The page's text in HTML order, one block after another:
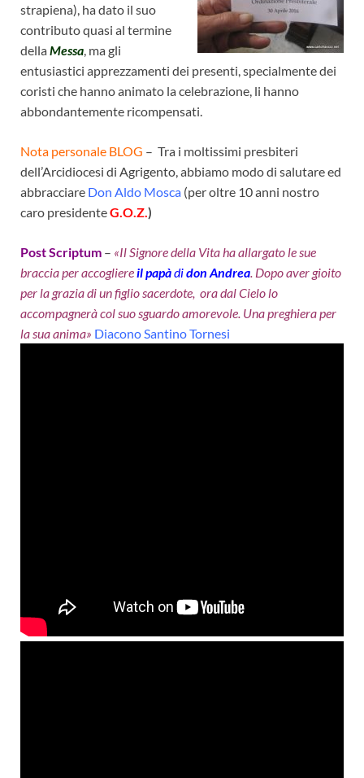
strapiena), ha dato il suo
contributo quasi al termine
dellaMessa, ma gli
entusiastici apprezzamenti dei presenti, specialmente dei
coristi che hanno animato la celebrazione, li hanno
abbondantemente ricompensati.
Nota personale BLOG – Tra i moltissimi presbiteri
dell’Arcidiocesi di Agrigento, abbiamo modo di salutare ed
abbracciare Don Aldo Mosca (per oltre 10 anni nostro
caro presidenteG.O.Z.)
Post Scriptum – «Il Signore della Vita ha allargato le sue
braccia per accogliereil papàdidon Andrea. Dopo aver gioito
per la grazia di un figlio sacerdote, ora dal Cielo lo
accompagnerà col suo sguardo amorevole. Una preghiera per
la sua anima» Diacono Santino Tornesi